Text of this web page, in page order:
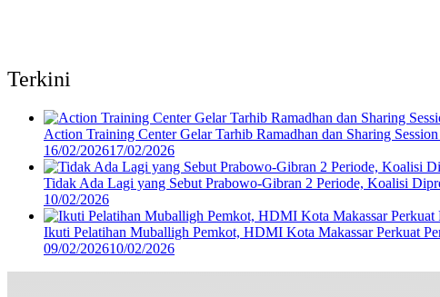
Terkini
Action Training Center Gelar Tarhib Ramadhan dan Sharing
16/02/202617/02/2026
Tidak Ada Lagi yang Sebut Prabowo-Gibran 2 Periode, Koalisi
10/02/2026
Ikuti Pelatihan Muballigh Pemkot, HDMI Kota Makassar Perkuat
09/02/202610/02/2026